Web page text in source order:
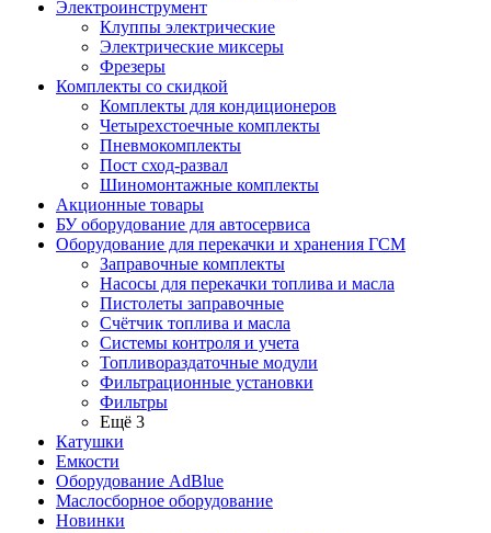
Электроинструмент
Клуппы электрические
Электрические миксеры
Фрезеры
Комплекты со скидкой
Комплекты для кондиционеров
Четырехстоечные комплекты
Пневмокомплекты
Пост сход-развал
Шиномонтажные комплекты
Акционные товары
БУ оборудование для автосервиса
Оборудование для перекачки и хранения ГСМ
Заправочные комплекты
Насосы для перекачки топлива и масла
Пистолеты заправочные
Счётчик топлива и масла
Системы контроля и учета
Топливораздаточные модули
Фильтрационные установки
Фильтры
Ещё 3
Катушки
Емкости
Оборудование AdBlue
Маслосборное оборудование
Новинки